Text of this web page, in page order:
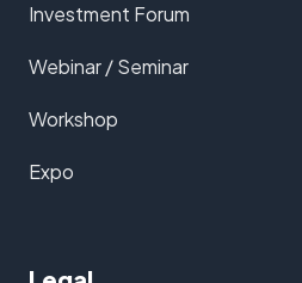
Investment Forum
Webinar / Seminar
Workshop
Expo